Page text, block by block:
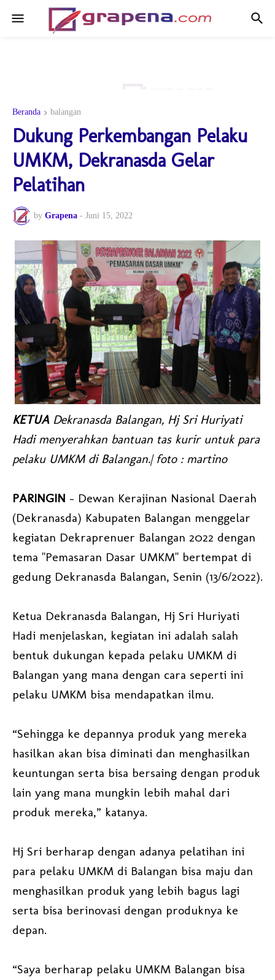
Beranda balangan
Dukung Perkembangan Pelaku
UMKM, Dekranasda Gelar
Pelatihan
by Grapena - Juni 15, 2022
KETUADekranasda Balangan, Hj Sri Huriyati
Hadi menyerahkan bantuan tas kurir untuk para
pelaku UMKM di Balangan.| foto : martino
PARINGIN - Dewan Kerajinan Nasional Daerah
(Dekranasda) Kabupaten Balangan menggelar
kegiatan Dekraprenuer Balangan 2022 dengan
tema "Pemasaran Dasar UMKM" bertempat di
gedung Dekranasda Balangan, Senin (13/6/2022).
Ketua Dekranasda Balangan, Hj Sri Huriyati
Hadi menjelaskan, kegiatan ini adalah salah
bentuk dukungan kepada pelaku UMKM di
Balangan yang mana dengan cara seperti ini
pelaku UMKM bisa mendapatkan ilmu.
“Sehingga ke depannya produk yang mereka
hasilkan akan bisa diminati dan menghasilkan
keuntungan serta bisa bersaing dengan produk
lain yang mana mungkin lebih mahal dari
produk mereka,” katanya.
Hj Sri berharap dengan adanya pelatihan ini
para pelaku UMKM di Balangan bisa maju dan
menghasilkan produk yang lebih bagus lagi
serta bisa berinovasi dengan produknya ke
depan.
“Saya berharap pelaku UMKM Balangan bisa